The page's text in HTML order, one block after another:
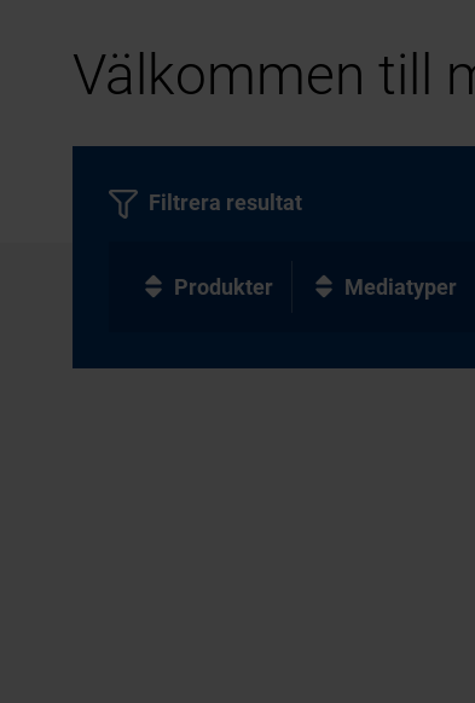
Välkommen till
Filtrera resultat
Produkter Mediatyper